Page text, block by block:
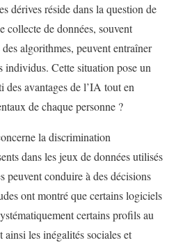
dérives réside dans la question de
collecte de données, souvent
des algorithmes, peuvent entraîner
individus. Cette situation pose un
avantages de l’IA tout en
de chaque personne ?
la discrimination
dans les jeux de données utilisés
peuvent conduire à des décisions
ont montré que certains logiciels
certains profils au
ainsi les inégalités sociales et